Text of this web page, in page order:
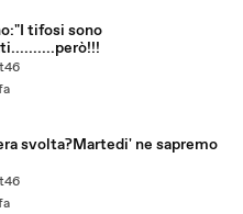
tifosi sono
svolta?Martedi' ne sapremo